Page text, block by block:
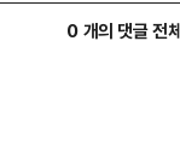
0 개의 댓글 전